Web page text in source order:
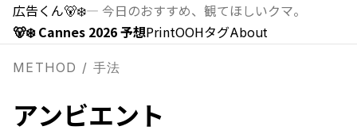
広告くん🐻‍❄️— 今日のおすすめ、観てほしいクマ。
🐻‍❄️ Cannes 2026 予想PrintOOHタグAbout
METHOD / 手法
アンビエント